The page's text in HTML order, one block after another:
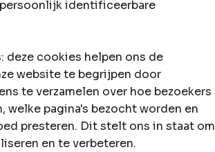
persoonlijk identificeerbare
deze cookies helpen ons de
website te begrijpen door
te verzamelen over hoe bezoekers
welke pagina's bezocht worden en
presteren. Dit stelt ons in staat om
en te verbeteren.